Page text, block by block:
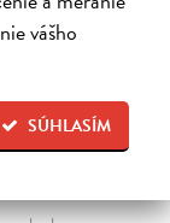
vášho
SÚHLASÍM